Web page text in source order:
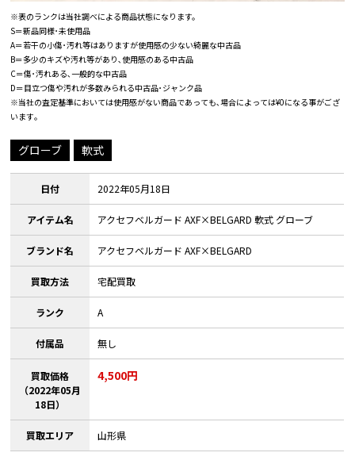
※表のランクは当社調べによる商品状態になります。
S＝新品同様･未使用品
A＝若干の小傷･汚れ等はありますが使用感の少ない綺麗な中古品
B＝多少のキズや汚れ等があり､使用感のある中古品
C＝傷･汚れある､一般的な中古品
D＝目立つ傷や汚れが多数みられる中古品･ジャンク品
※当社の査定基準においては使用感がない商品であっても､場合によっては¥0になる事がござ
います｡
グローブ 軟式
日付 2022年05月18日
アイテム名 アクセフベルガード AXF×BELGARD 軟式 グローブ
ブランド名 アクセフベルガード AXF×BELGARD
買取方法 宅配買取
ランク A
付属品 無し
買取価格
（2022年05月
18日）
4,500円
買取エリア 山形県